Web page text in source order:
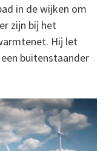
in de wijken om
zijn bij het
Hij let
buitenstaander